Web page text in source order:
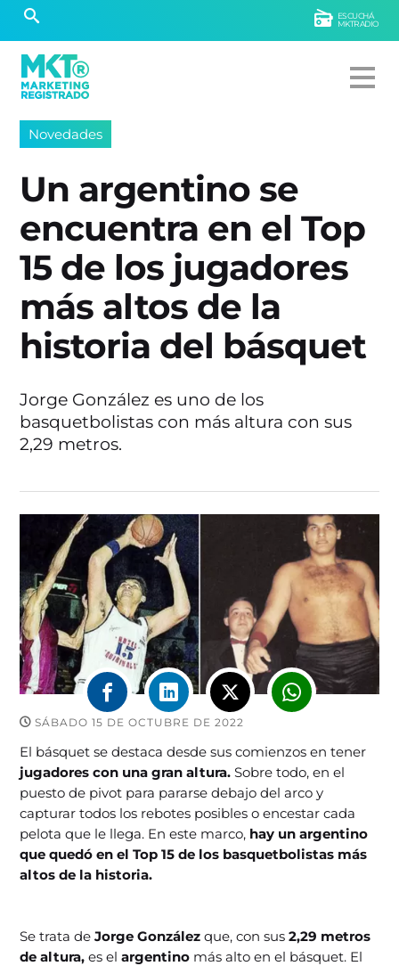
ESCUCHÁ
MKTRADIO
Novedades
Un argentino se
encuentra en el Top
15 de los jugadores
más altos de la
historia del básquet
Jorge González es uno de los
basquetbolistas con más altura con sus
2,29 metros.
SÁBADO 15 DE OCTUBRE DE 2022
El básquet se destaca desde sus comienzos en tener
jugadores con una gran altura.Sobre todo, en el
puesto de pivot para pararse debajo del arco y
capturar todos los rebotes posibles o encestar cada
pelota que le llega. En este marco, hay un argentino
que quedó en el Top 15 de los basquetbolistas más
altos de la historia.
Se trata deJorge González que, con sus2,29 metros
de altura, es elargentino más alto en el básquet. El